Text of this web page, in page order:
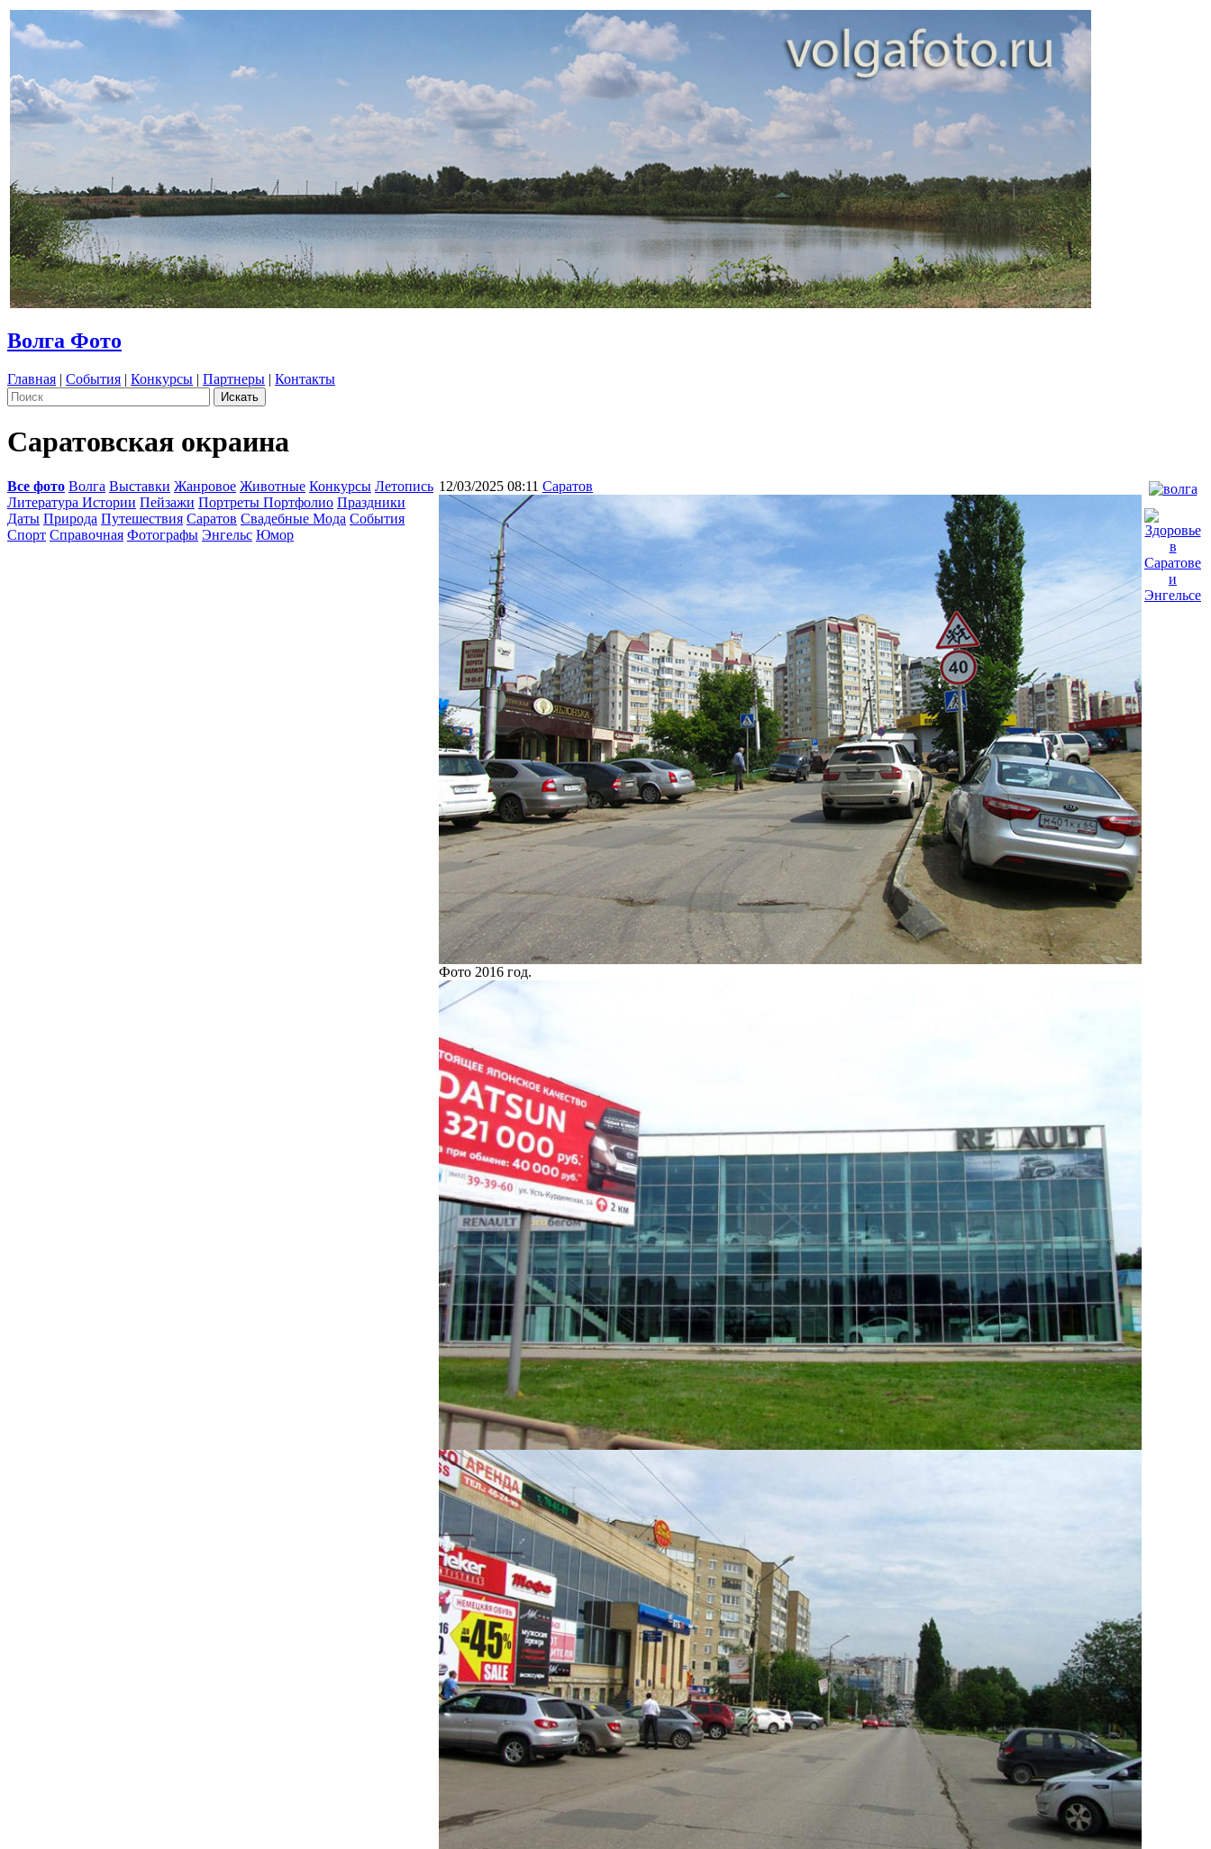
Волга Фото
Главная | События | Конкурсы | Партнеры | Контакты
Саратовская окраина
Все фото Волга Выставки Жанровое Животные Конкурсы Летопись
Литература Истории Пейзажи Портреты Портфолио Праздники
Даты Природа Путешествия Саратов Свадебные Мода События
Спорт Справочная Фотографы Энгельс Юмор
12/03/2025 08:11 Саратов
Фото 2016 год.